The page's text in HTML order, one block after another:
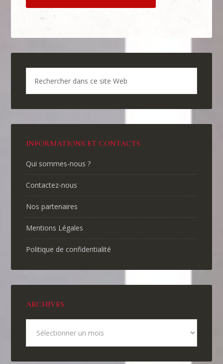
INFORMATIONS ET CONTACTS
Qui sommes-nous ?
Contactez-nous
Nos partenaires
Mentions Légales
Politique de confidentialité
ARCHIVES